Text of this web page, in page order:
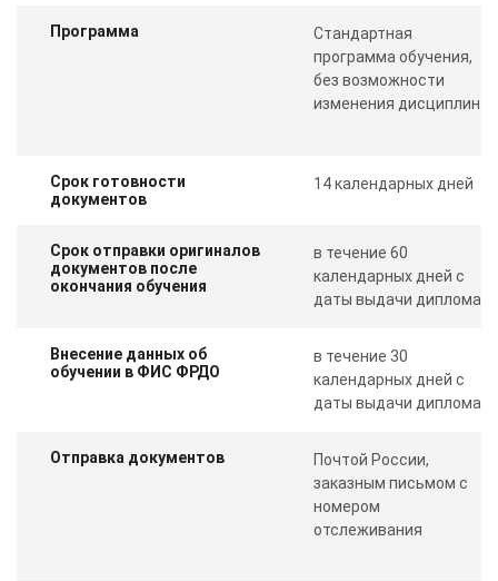
Программа
Стандартная
программа обучения,
без возможности
изменения дисциплин
Срок готовности
документов
14 календарных дней
Срок отправки оригиналов
документов после
окончания обучения
в течение 60
календарных дней с
даты выдачи диплома
Внесение данных об
обучении в ФИС ФРДО
в течение 30
календарных дней с
даты выдачи диплома
Отправка документов
Почтой России,
заказным письмом с
номером
отслеживания